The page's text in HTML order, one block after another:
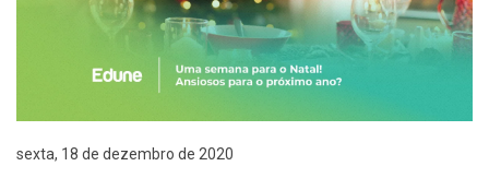
sexta, 18 de dezembro de 2020